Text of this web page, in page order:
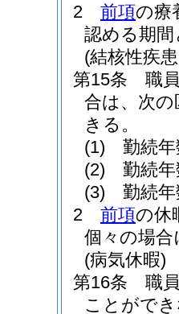
2
前項の療
認める期
(結核性疾
第15条
職
合は、次
きる。
(1)
勤続
(2)
勤続
(3)
勤続
2
前項の休
個々の場
(病気休暇)
第16条
職
ことがで